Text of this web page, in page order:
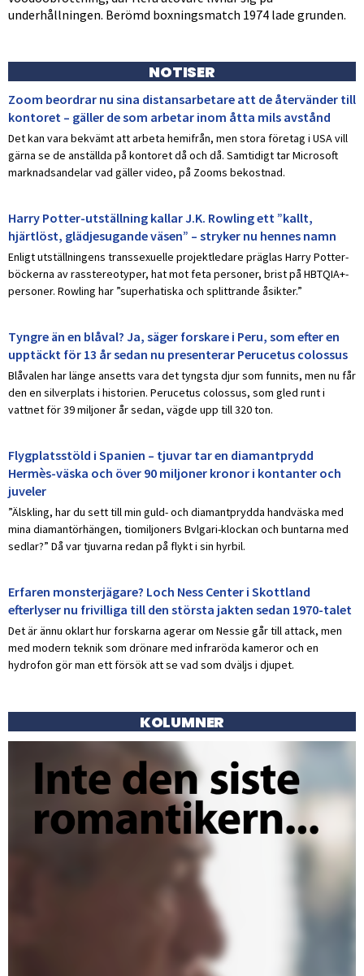
underhållningen. Berömd boxningsmatch 1974 lade grunden.
NOTISER
Zoom beordrar nu sina distansarbetare att de återvänder till
kontoret – gäller de som arbetar inom åtta mils avstånd
Det kan vara bekvämt att arbeta hemifrån, men stora företag i USA vill
gärna se de anställda på kontoret då och då. Samtidigt tar Microsoft
marknadsandelar vad gäller video, på Zooms bekostnad.
Harry Potter-utställning kallar J.K. Rowling ett ”kallt,
hjärtlöst, glädjesugande väsen” – stryker nu hennes namn
Enligt utställningens transsexuelle projektledare präglas Harry Potter-
böckerna av rasstereotyper, hat mot feta personer, brist på HBTQIA+-
personer. Rowling har ”superhatiska och splittrande åsikter.”
Tyngre än en blåval? Ja, säger forskare i Peru, som efter en
upptäckt för 13 år sedan nu presenterar Perucetus colossus
Blåvalen har länge ansetts vara det tyngsta djur som funnits, men nu får
den en silverplats i historien. Perucetus colossus, som gled runt i
vattnet för 39 miljoner år sedan, vägde upp till 320 ton.
Flygplatsstöld i Spanien – tjuvar tar en diamantprydd
Hermès-väska och över 90 miljoner kronor i kontanter och
juveler
”Älskling, har du sett till min guld- och diamantprydda handväska med
mina diamantörhängen, tiomiljoners Bvlgari-klockan och buntarna med
sedlar?” Då var tjuvarna redan på flykt i sin hyrbil.
Erfaren monsterjägare? Loch Ness Center i Skottland
efterlyser nu frivilliga till den största jakten sedan 1970-talet
Det är ännu oklart hur forskarna agerar om Nessie går till attack, men
med modern teknik som drönare med infraröda kameror och en
hydrofon gör man ett försök att se vad som dväljs i djupet.
KOLUMNER